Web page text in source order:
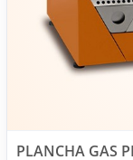
PLANCHA GAS